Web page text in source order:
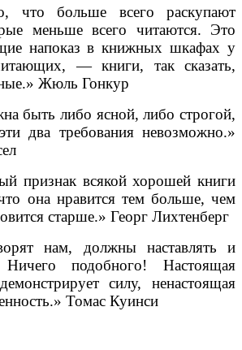
что больше всего раскупают
меньше всего читаются. Это
напоказ в книжных шкафах у
— книги, так сказать,
Жюль Гонкур
быть либо ясной, либо строгой,
два требования невозможно.»
признак всякой хорошей книги
она нравится тем больше, чем
старше.» Георг Лихтенберг
нам, должны наставлять и
Ничего подобного! Настоящая
силу, ненастоящая
Томас Куинси